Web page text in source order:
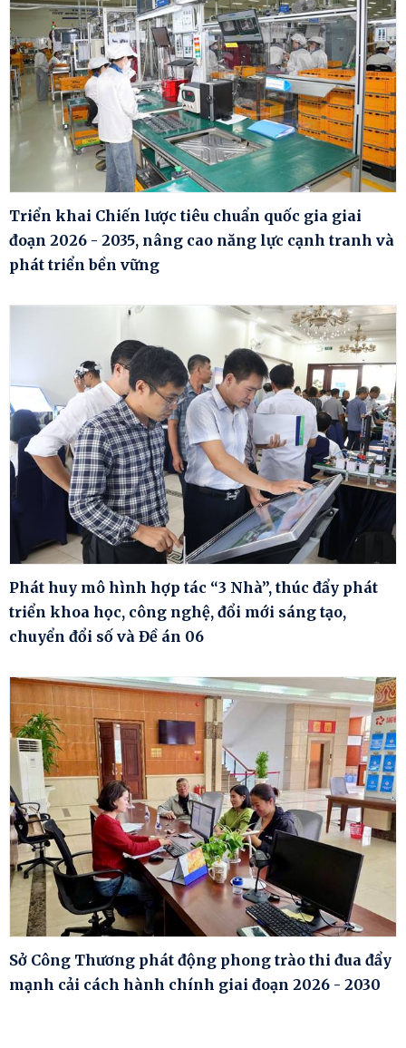
Triển khai Chiến lược tiêu chuẩn quốc gia giai
đoạn 2026 - 2035, nâng cao năng lực cạnh tranh và
phát triển bền vững
Phát huy mô hình hợp tác “3 Nhà”, thúc đẩy phát
triển khoa học, công nghệ, đổi mới sáng tạo,
chuyển đổi số và Đề án 06
Sở Công Thương phát động phong trào thi đua đẩy
mạnh cải cách hành chính giai đoạn 2026 - 2030